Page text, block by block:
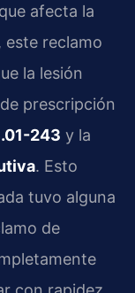
afecta la
este reclamo
la lesión
prescripción
243 y la
. Esto
tuvo alguna
de